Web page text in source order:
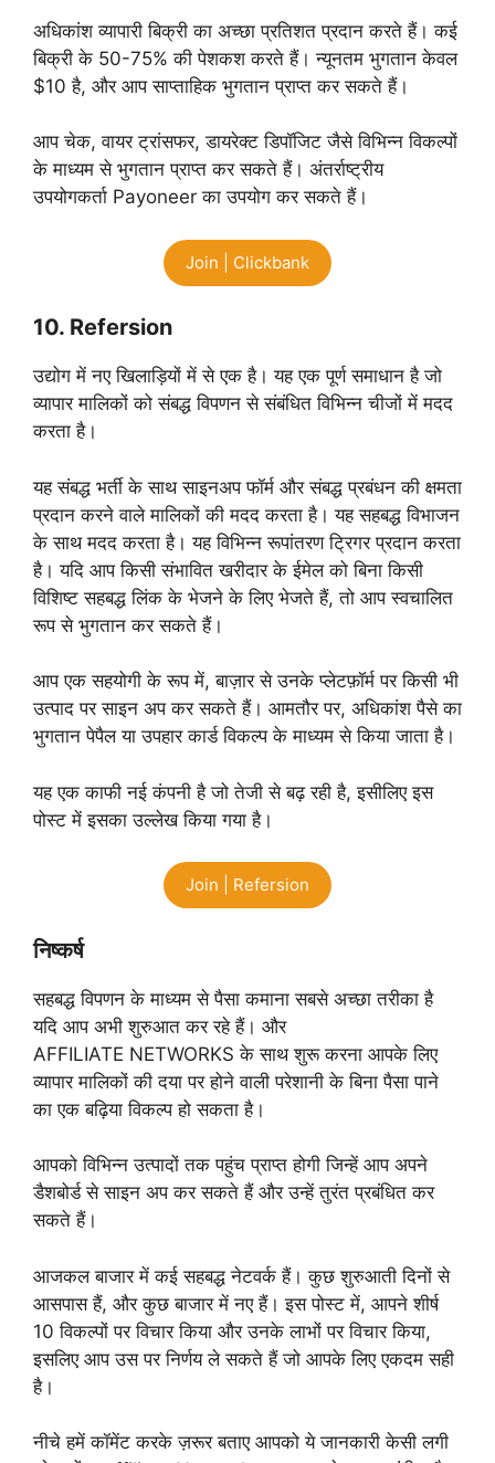
अधिकांश व्यापारी बिक्री का अच्छा प्रतिशत प्रदान करते हैं। कई
बिक्री के 50-75% की पेशकश करते हैं। न्यूनतम भुगतान केवल
$10 है, और आप साप्ताहिक भुगतान प्राप्त कर सकते हैं।
आप चेक, वायर ट्रांसफर, डायरेक्ट डिपॉजिट जैसे विभिन्न विकल्पों
के माध्यम से भुगतान प्राप्त कर सकते हैं। अंतर्राष्ट्रीय
उपयोगकर्ता Payoneer का उपयोग कर सकते हैं।
Join | Clickbank
10. Refersion
उद्योग में नए खिलाड़ियों में से एक है। यह एक पूर्ण समाधान है जो
व्यापार मालिकों को संबद्ध विपणन से संबंधित विभिन्न चीजों में मदद
करता है।
यह संबद्ध भर्ती के साथ साइनअप फॉर्म और संबद्ध प्रबंधन की क्षमता
प्रदान करने वाले मालिकों की मदद करता है। यह सहबद्ध विभाजन
के साथ मदद करता है। यह विभिन्न रूपांतरण ट्रिगर प्रदान करता
है। यदि आप किसी संभावित खरीदार के ईमेल को बिना किसी
विशिष्ट सहबद्ध लिंक के भेजने के लिए भेजते हैं, तो आप स्वचालित
रूप से भुगतान कर सकते हैं।
आप एक सहयोगी के रूप में, बाज़ार से उनके प्लेटफ़ॉर्म पर किसी भी
उत्पाद पर साइन अप कर सकते हैं। आमतौर पर, अधिकांश पैसे का
भुगतान पेपैल या उपहार कार्ड विकल्प के माध्यम से किया जाता है।
यह एक काफी नई कंपनी है जो तेजी से बढ़ रही है, इसीलिए इस
पोस्ट में इसका उल्लेख किया गया है।
Join | Refersion
निष्कर्ष
सहबद्ध विपणन के माध्यम से पैसा कमाना सबसे अच्छा तरीका है
यदि आप अभी शुरुआत कर रहे हैं। और
AFFILIATE NETWORKS के साथ शुरू करना आपके लिए
व्यापार मालिकों की दया पर होने वाली परेशानी के बिना पैसा पाने
का एक बढ़िया विकल्प हो सकता है।
आपको विभिन्न उत्पादों तक पहुंच प्राप्त होगी जिन्हें आप अपने
डैशबोर्ड से साइन अप कर सकते हैं और उन्हें तुरंत प्रबंधित कर
सकते हैं।
आजकल बाजार में कई सहबद्ध नेटवर्क हैं। कुछ शुरुआती दिनों से
आसपास हैं, और कुछ बाजार में नए हैं। इस पोस्ट में, आपने शीर्ष
10 विकल्पों पर विचार किया और उनके लाभों पर विचार किया,
इसलिए आप उस पर निर्णय ले सकते हैं जो आपके लिए एकदम सही
है।
नीचे हमें कॉमेंट करके ज़रूर बताए आपको ये जानकारी केसी लगी